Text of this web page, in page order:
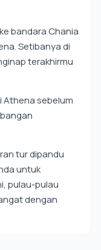
bandara Chania
Setibanya di
terakhirmu
Athena sebelum
tur dipandu
untuk
pulau-pulau
dengan